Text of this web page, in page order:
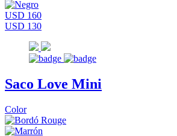
USD 160
USD 130
Saco Love Mini
Color